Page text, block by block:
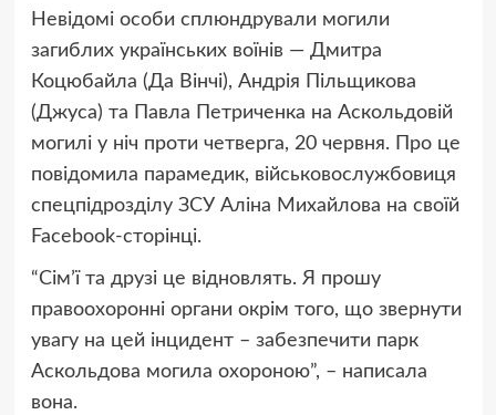
Невідомі особи сплюндрували могили
загиблих українських воїнів — Дмитра
Коцюбайла (Да Вінчі), Андрія Пільщикова
(Джуса) та Павла Петриченка на Аскольдовій
могилі у ніч проти четверга, 20 червня. Про це
повідомила парамедик, військовослужбовиця
спецпідрозділу ЗСУ Аліна Михайлова на своїй
Facebook-сторінці.
“Сімʼї та друзі це відновлять. Я прошу
правоохоронні органи окрім того, що звернути
увагу на цей інцидент – забезпечити парк
Аскольдова могила охороною”, – написала
вона.